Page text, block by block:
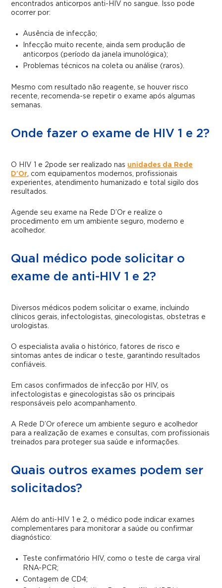
encontrados anticorpos anti-HIV no sangue. Isso pode
ocorrer por:
Ausência de infecção;
Infecção muito recente, ainda sem produção de
anticorpos (período da janela imunológica);
Problemas técnicos na coleta ou análise (raros).
Mesmo com resultado não reagente, se houver risco
recente, recomenda-se repetir o exame após algumas
semanas.
Onde fazer o exame de HIV 1 e 2?
O HIV 1 e 2pode ser realizado nas unidades da Rede
D’Or, com equipamentos modernos, profissionais
experientes, atendimento humanizado e total sigilo dos
resultados.
Agende seu exame na Rede D’Or e realize o
procedimento em um ambiente seguro, moderno e
acolhedor.
Qual médico pode solicitar o
exame de anti-HIV 1 e 2?
Diversos médicos podem solicitar o exame, incluindo
clínicos gerais, infectologistas, ginecologistas, obstetras e
urologistas.
O especialista avalia o histórico, fatores de risco e
sintomas antes de indicar o teste, garantindo resultados
confiáveis.
Em casos confirmados de infecção por HIV, os
infectologistas e ginecologistas são os principais
responsáveis pelo acompanhamento.
A Rede D’Or oferece um ambiente seguro e acolhedor
para a realização de exames e consultas, com profissionais
treinados para proteger sua saúde e informações.
Quais outros exames podem ser
solicitados?
Além do anti-HIV 1 e 2, o médico pode indicar exames
complementares para monitorar a saúde ou confirmar
diagnóstico:
Teste confirmatório HIV, como o teste de carga viral
RNA-PCR;
Contagem de CD4;